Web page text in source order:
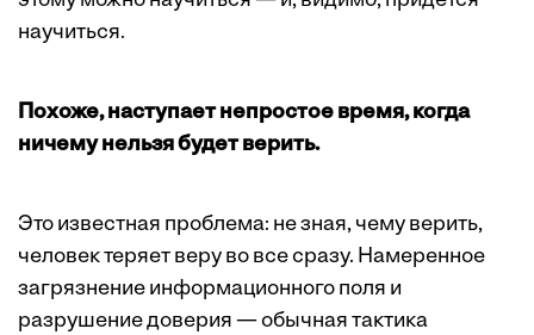
научиться.
Похоже, наступает непростое время, когда
ничему нельзя будет верить.
Это известная проблема: не зная, чему верить,
человек теряет веру во все сразу. Намеренное
загрязнение информационного поля и
разрушение доверия — обычная тактика